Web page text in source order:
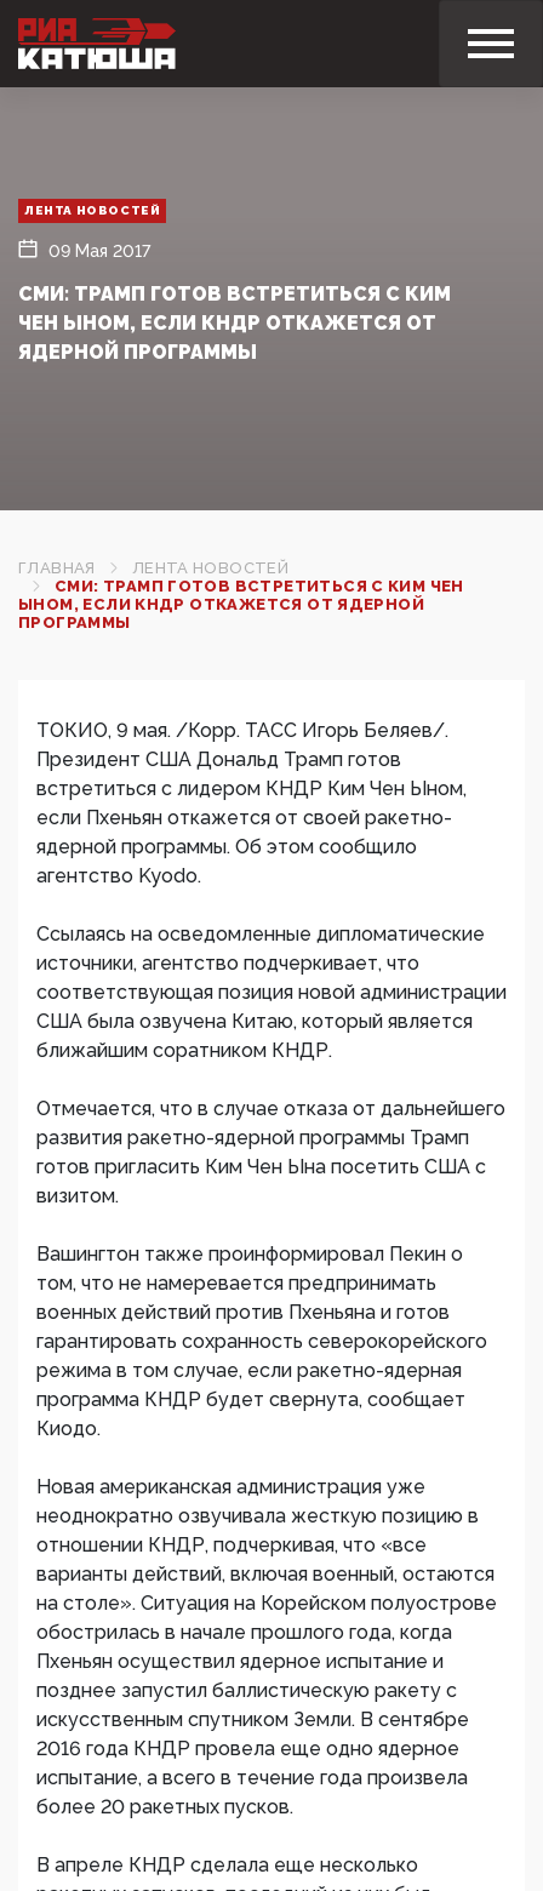
ЛЕНТА НОВОСТЕЙ
09 Мая 2017
СМИ: ТРАМП ГОТОВ ВСТРЕТИТЬСЯ С КИМ
ЧЕН ЫНОМ, ЕСЛИ КНДР ОТКАЖЕТСЯ ОТ
ЯДЕРНОЙ ПРОГРАММЫ
ГЛАВНАЯ
ЛЕНТА НОВОСТЕЙ
СМИ: ТРАМП ГОТОВ ВСТРЕТИТЬСЯ С КИМ ЧЕН
ЫНОМ, ЕСЛИ КНДР ОТКАЖЕТСЯ ОТ ЯДЕРНОЙ
ПРОГРАММЫ
ТОКИО, 9 мая. /Корр. ТАСС Игорь Беляев/.
Президент США Дональд Трамп готов
встретиться с лидером КНДР Ким Чен Ыном,
если Пхеньян откажется от своей ракетно-
ядерной программы. Об этом сообщило
агентство Kyodo.
Ссылаясь на осведомленные дипломатические
источники, агентство подчеркивает, что
соответствующая позиция новой администрации
США была озвучена Китаю, который является
ближайшим соратником КНДР.
Отмечается, что в случае отказа от дальнейшего
развития ракетно-ядерной программы Трамп
готов пригласить Ким Чен Ына посетить США с
визитом.
Вашингтон также проинформировал Пекин о
том, что не намеревается предпринимать
военных действий против Пхеньяна и готов
гарантировать сохранность северокорейского
режима в том случае, если ракетно-ядерная
программа КНДР будет свернута, сообщает
Киодо.
Новая американская администрация уже
неоднократно озвучивала жесткую позицию в
отношении КНДР, подчеркивая, что «все
варианты действий, включая военный, остаются
на столе». Ситуация на Корейском полуострове
обострилась в начале прошлого года, когда
Пхеньян осуществил ядерное испытание и
позднее запустил баллистическую ракету с
искусственным спутником Земли. В сентябре
2016 года КНДР провела еще одно ядерное
испытание, а всего в течение года произвела
более 20 ракетных пусков.
В апреле КНДР сделала еще несколько